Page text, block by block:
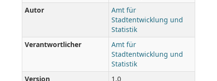
Autor
Amt für
Stadtentwicklung und
Statistik
Verantwortlicher
Amt für
Stadtentwicklung und
Statistik
Version
1.0